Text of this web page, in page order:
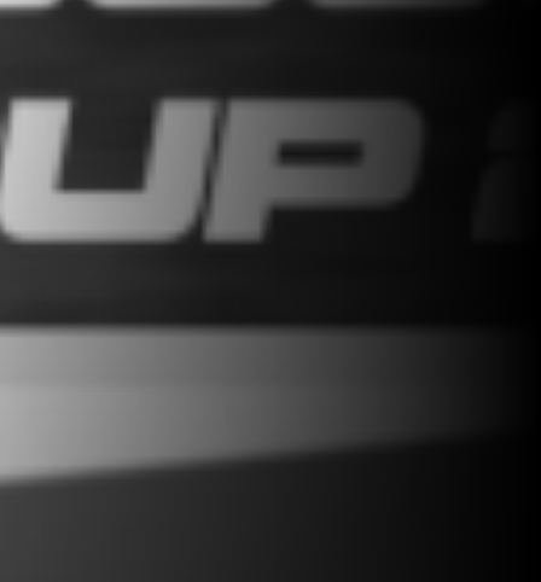
Soccer Cup à Barcelone, Espagne 6 juin